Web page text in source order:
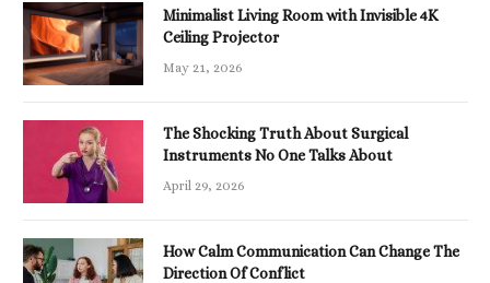
Minimalist Living Room with Invisible 4K
Ceiling Projector
May 21, 2026
The Shocking Truth About Surgical
Instruments No One Talks About
April 29, 2026
How Calm Communication Can Change The
Direction Of Conflict